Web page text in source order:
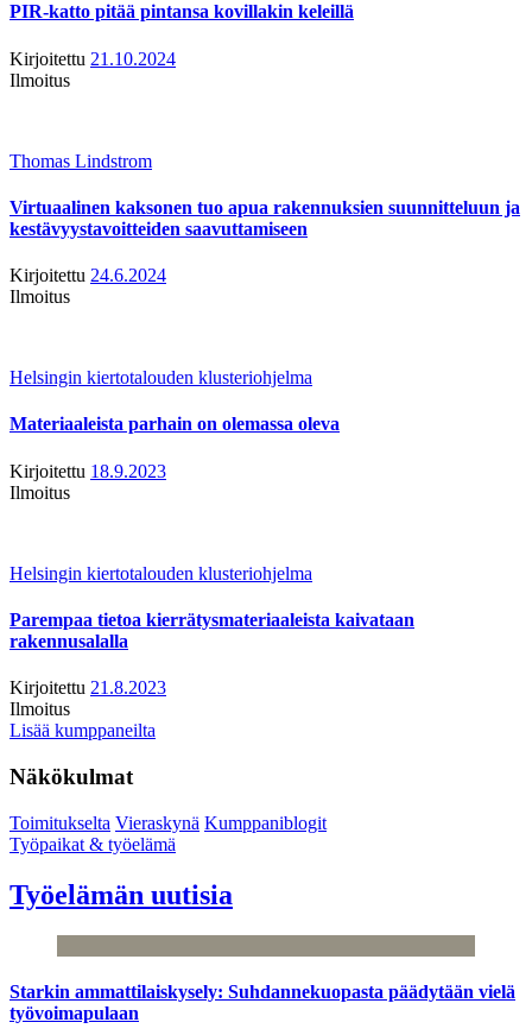
PIR-katto pitää pintansa kovillakin keleillä
Kirjoitettu 21.10.2024
Ilmoitus
Thomas Lindstrom
Virtuaalinen kaksonen tuo apua rakennuksien suunnitteluun ja
kestävyystavoitteiden saavuttamiseen
Kirjoitettu 24.6.2024
Ilmoitus
Helsingin kiertotalouden klusteriohjelma
Materiaaleista parhain on olemassa oleva
Kirjoitettu 18.9.2023
Ilmoitus
Helsingin kiertotalouden klusteriohjelma
Parempaa tietoa kierrätysmateriaaleista kaivataan
rakennusalalla
Kirjoitettu 21.8.2023
Ilmoitus
Lisää kumppaneilta
Näkökulmat
Toimitukselta Vieraskynä Kumppaniblogit
Työpaikat & työelämä
Työelämän uutisia
Starkin ammattilaiskysely: Suhdannekuopasta päädytään vielä
työvoimapulaan